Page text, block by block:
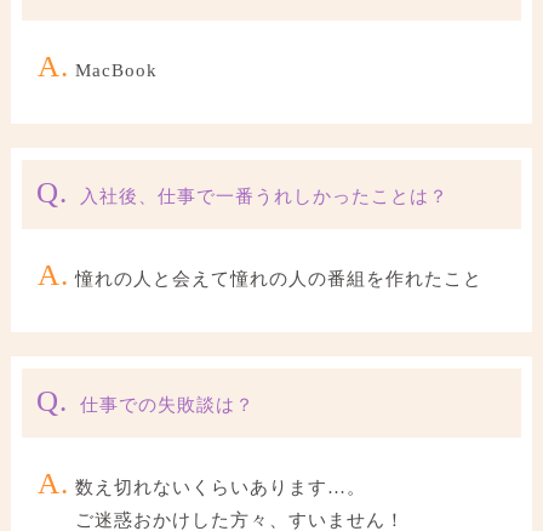
A. MacBook
Q. 入社後、仕事で一番うれしかったことは？
A. 憧れの人と会えて憧れの人の番組を作れたこと
Q. 仕事での失敗談は？
A. 数え切れないくらいあります…。
ご迷惑おかけした方々、すいません！